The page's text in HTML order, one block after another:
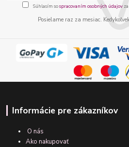
Súhlasím sospracovaním osobných údajov
Posielame raz za mesiac.
Informácie pre zákazníkov
O nás
Ako nakupovať